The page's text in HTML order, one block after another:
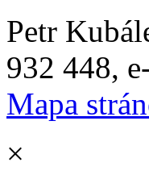
Petr
932 448,
Mapa
×